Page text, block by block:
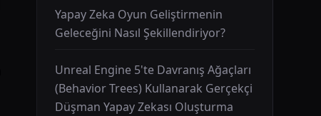
Yapay Zeka Oyun Geliştirmenin
Geleceğini Nasıl Şekillendiriyor?
Unreal Engine 5'te Davranış Ağaçları
(Behavior Trees) Kullanarak Gerçekçi
Düşman Yapay Zekası Oluşturma